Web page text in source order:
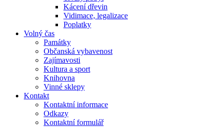
Kácení dřevin
Vidimace, legalizace
Poplatky
Volný čas
Památky
Občanská vybavenost
Zajímavosti
Kultura a sport
Knihovna
Vinné sklepy
Kontakt
Kontaktní informace
Odkazy
Kontaktní formulář